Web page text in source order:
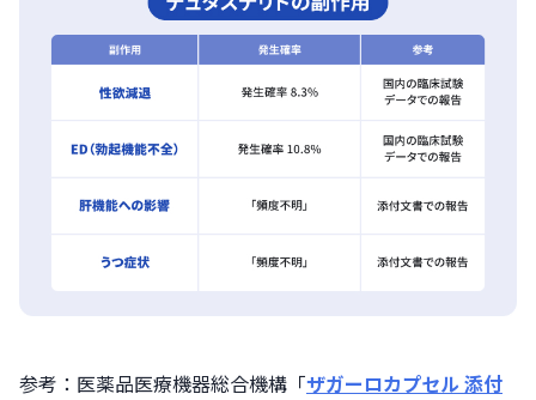
参考：医薬品医療機器総合機構「ザガーロカプセル 添付